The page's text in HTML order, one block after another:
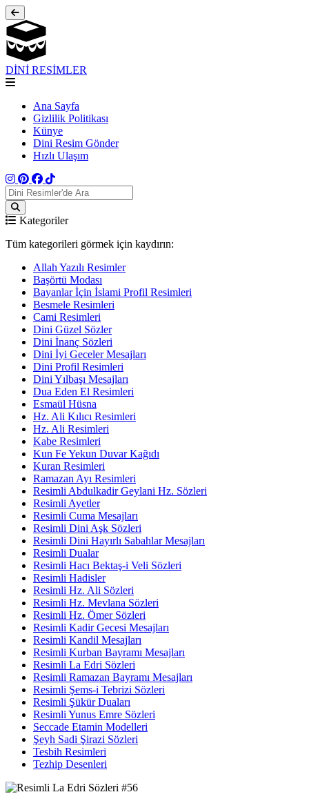
DİNİ RESİMLER
Ana Sayfa
Gizlilik Politikası
Künye
Dini Resim Gönder
Hızlı Ulaşım
Kategoriler
Tüm kategorileri görmek için kaydırın:
Allah Yazılı Resimler
Başörtü Modası
Bayanlar İçin İslami Profil Resimleri
Besmele Resimleri
Cami Resimleri
Dini Güzel Sözler
Dini İnanç Sözleri
Dini İyi Geceler Mesajları
Dini Profil Resimleri
Dini Yılbaşı Mesajları
Dua Eden El Resimleri
Esmaül Hüsna
Hz. Ali Kılıcı Resimleri
Hz. Ali Resimleri
Kabe Resimleri
Kun Fe Yekun Duvar Kağıdı
Kuran Resimleri
Ramazan Ayı Resimleri
Resimli Abdulkadir Geylani Hz. Sözleri
Resimli Ayetler
Resimli Cuma Mesajları
Resimli Dini Aşk Sözleri
Resimli Dini Hayırlı Sabahlar Mesajları
Resimli Dualar
Resimli Hacı Bektaş-i Veli Sözleri
Resimli Hadisler
Resimli Hz. Ali Sözleri
Resimli Hz. Mevlana Sözleri
Resimli Hz. Ömer Sözleri
Resimli Kadir Gecesi Mesajları
Resimli Kandil Mesajları
Resimli Kurban Bayramı Mesajları
Resimli La Edri Sözleri
Resimli Ramazan Bayramı Mesajları
Resimli Şems-i Tebrizi Sözleri
Resimli Şükür Duaları
Resimli Yunus Emre Sözleri
Seccade Etamin Modelleri
Şeyh Sadi Şirazi Sözleri
Tesbih Resimleri
Tezhip Desenleri